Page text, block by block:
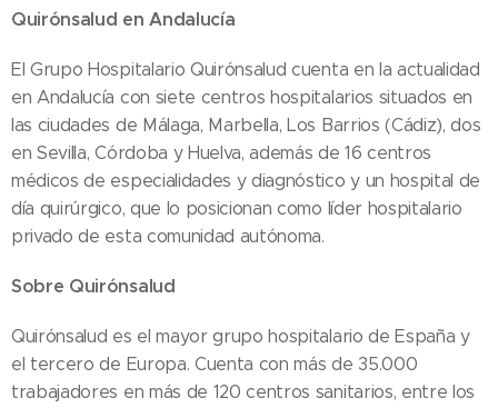
Quirónsalud en Andalucía
El Grupo Hospitalario Quirónsalud cuenta en la actualidad
en Andalucía con siete centros hospitalarios situados en
las ciudades de Málaga, Marbella, Los Barrios (Cádiz), dos
en Sevilla, Córdoba y Huelva, además de 16 centros
médicos de especialidades y diagnóstico y un hospital de
día quirúrgico, que lo posicionan como líder hospitalario
privado de esta comunidad autónoma.
Sobre Quirónsalud
Quirónsalud es el mayor grupo hospitalario de España y
el tercero de Europa. Cuenta con más de 35.000
trabajadores en más de 120 centros sanitarios, entre los